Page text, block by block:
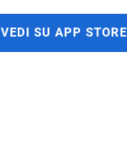
VEDI SU APP STORE